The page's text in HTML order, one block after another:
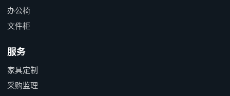
办公椅
文件柜
服务
家具定制
采购监理